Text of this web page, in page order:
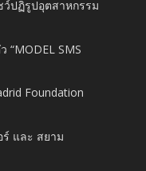
ว์ปฏิรูปอุตสาหกรรม
“MODEL SMS
Foundation
และ สยาม